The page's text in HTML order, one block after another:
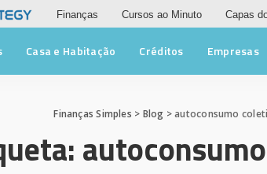
Finanças Cursos ao Minuto Capas
Casa e Habitação Créditos Empresas
Finanças Simples > Blog >autoconsumo